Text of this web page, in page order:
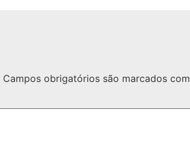
Campos obrigatórios são marcados com